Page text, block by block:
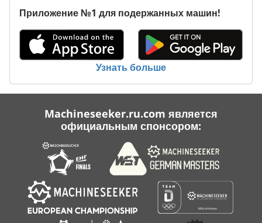
Промышленные Печи
Пэт Преформа
Различные
Разное
Ювелирные Изделия
Приложение №1 для подержанных машин!
Узнать больше
Machineseeker.ru.com является
официальным спонсором: